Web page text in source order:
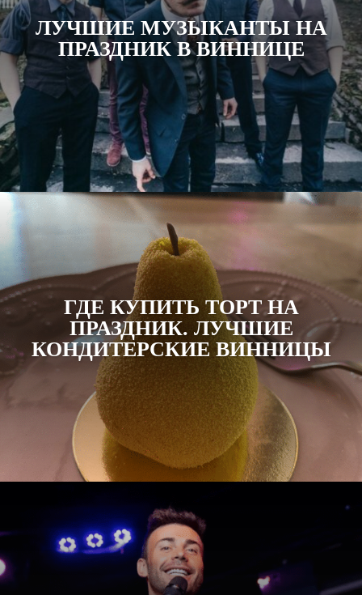
ЛУЧШИЕ МУЗЫКАНТЫ НА
ПРАЗДНИК В ВИННИЦЕ
ГДЕ КУПИТЬ ТОРТ НА
ПРАЗДНИК. ЛУЧШИЕ
КОНДИТЕРСКИЕ ВИННИЦЫ